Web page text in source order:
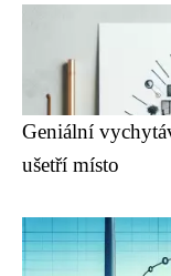
Geniální
ušetří místo